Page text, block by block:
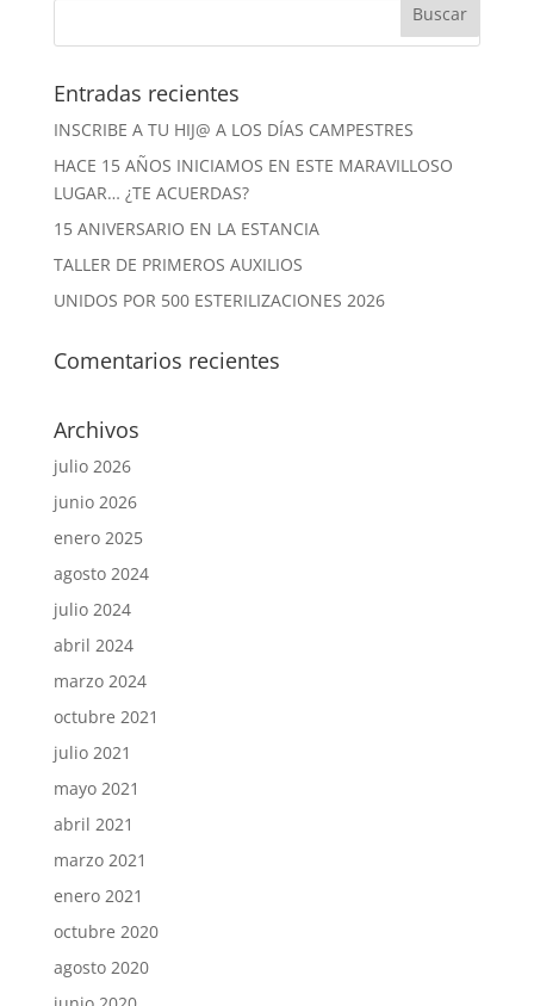
Entradas recientes
INSCRIBE A TU HIJ@ A LOS DÍAS CAMPESTRES
HACE 15 AÑOS INICIAMOS EN ESTE MARAVILLOSO
LUGAR… ¿TE ACUERDAS?
15 ANIVERSARIO EN LA ESTANCIA
TALLER DE PRIMEROS AUXILIOS
UNIDOS POR 500 ESTERILIZACIONES 2026
Comentarios recientes
Archivos
julio 2026
junio 2026
enero 2025
agosto 2024
julio 2024
abril 2024
marzo 2024
octubre 2021
julio 2021
mayo 2021
abril 2021
marzo 2021
enero 2021
octubre 2020
agosto 2020